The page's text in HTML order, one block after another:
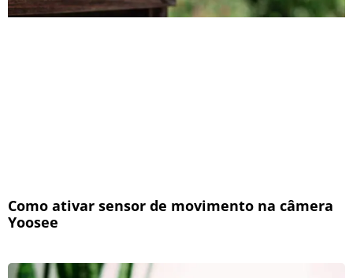
Como ativar sensor de movimento na câmera
Yoosee